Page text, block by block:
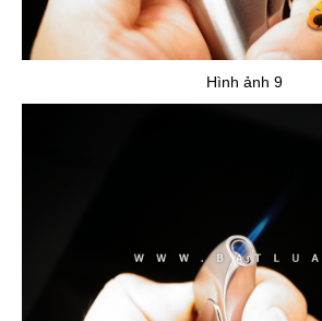
Hình ảnh 9